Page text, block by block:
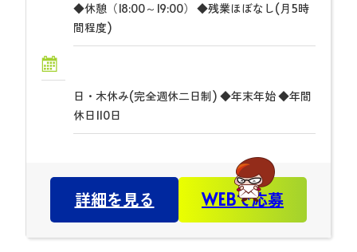
◆休憩（18:00～19:00） ◆残業ほぼなし(月5時
間程度)
日・木休み(完全週休二日制) ◆年末年始 ◆年間
休日110日
詳細を見る WEBで応募